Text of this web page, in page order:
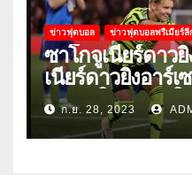
ข่าวฟุตบอล ข่าวฟุตบอลพรีเมียร์ลี
ซาโกจูเนียร์ดาว
เนียร์ดาวยิงอาร์
ลงเล่นให้ทีมชุดใ
ก.ย. 28, 2023